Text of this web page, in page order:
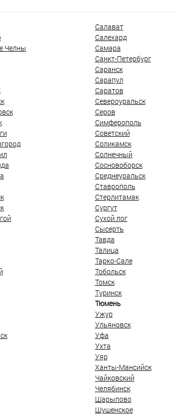
Челны
Салават
Салехард
Самара
Санкт-Петербург
Саранск
Сарапул
Саратов
Североуральск
Серов
Симферополь
Советский
Соликамск
Солнечный
Сосновоборск
Среднеуральск
Ставрополь
Стерлитамак
Сургут
Сухой лог
Сысерть
Тавда
Талица
Тарко-Сале
Тобольск
Томск
Туринск
Тюмень
Ужур
Ульяновск
Уфа
Ухта
Уяр
Ханты-Мансийск
Чайковский
Челябинск
Шарыпово
Шушенское